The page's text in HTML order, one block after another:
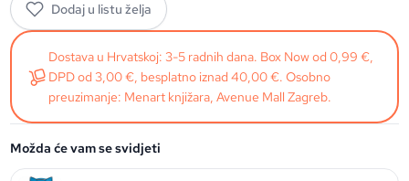
Dodaj u listu želja
Dostava u Hrvatskoj: 3-5 radnih dana. Box Now od 0,99 €,
DPD od 3,00 €, besplatno iznad 40,00 €. Osobno
preuzimanje: Menart knjižara, Avenue Mall Zagreb.
Možda će vam se svidjeti